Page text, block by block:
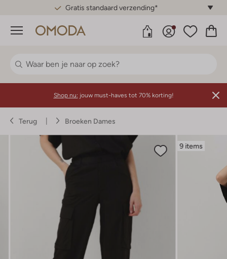
Gratis standaard verzending*
Menu
Shop nu: jouw must-haves tot 70% korting!
Terug Broeken Dames
9 items